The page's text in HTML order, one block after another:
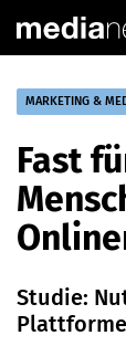
MARKETING &
Fast
Studie: